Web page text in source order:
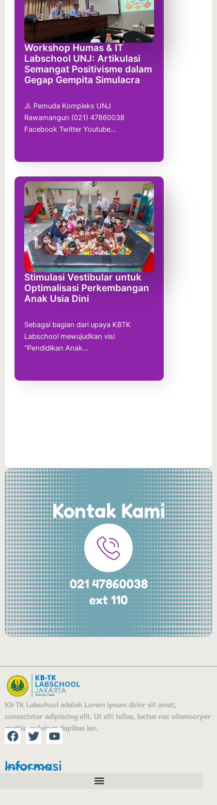
Workshop Humas & IT
Labschool UNJ: Artikulasi
Semangat Positivisme dalam
Gegap Gempita Simulacra
Jl. Pemuda Kompleks UNJ
Rawamangun (021) 47860038
Facebook Twitter Youtube…
Stimulasi Vestibular untuk
Optimalisasi Perkembangan
Anak Usia Dini
Sebagai bagian dari upaya KBTK
Labschool mewujudkan visi
“Pendidikan Anak…
Kontak Kami
021 47860038
ext 110
Kb TK Labschool adalah Lorem ipsum dolor sit amet,
consectetur adipiscing elit. Ut elit tellus, luctus nec ullamcorper
mattis, pulvinar dapibus leo.
F
a
e
T
w
t
Y
o
t
Informasi